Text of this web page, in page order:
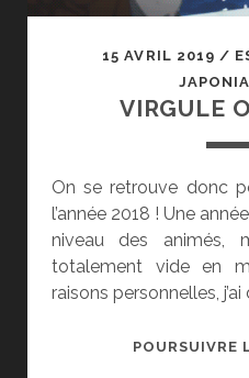
15 AVRIL 2019 /
VIRGULE
On se retrouve donc
l’année 2018 ! Une
niveau des animés,
totalement vide en
raisons personnelles, j’ai
POURSUIVRE